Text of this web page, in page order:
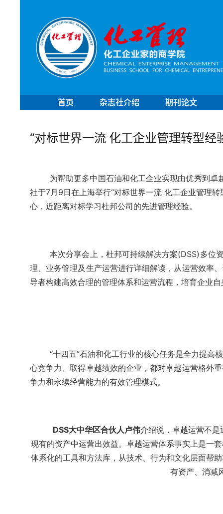
首页 杂志社介绍 期刊论文
“对标世界一流 化工企业管理转型
为帮助更多中国石油和化工企业实现由优秀到卓
社于7月9日在上海举行“对标世界一流 化工企业管理
心，近距离对标学习杜邦公司的先进管理经验。
本次分享会上，杜邦可持续解决方案(DSS)多位
理、业务管理及生产运营进行详细解读，从运营效率
导者构建高效合理的管理体系和运营流程，培育企业
“十四五”石油和化工行业的核心任务是全力提高
心竞争力、取得卓越绩效的企业，都对卓越运营格外
争力和永续经营能力的有效管理模式。
DSS大中华区合伙人卢伟介绍说，卓越运营不
现有的资产中运营出效益。卓越运营体系事实上是一
体系化的工具和方法库，从技术、行为和文化层面帮
有资产、消减